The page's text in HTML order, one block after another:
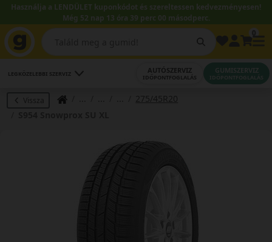
Használja a LENDÜLET kuponkódot és szereltessen kedvezményesen!
Még 52 nap 13 óra 38 perc 59 másodperc.
LEGKÖZELEBBI SZERVIZ AUTÓSZERVIZ
IDŐPONTFOGLALÁS
GUMISZERVIZ
IDŐPONTFOGLALÁS
Vissza
275/45R20